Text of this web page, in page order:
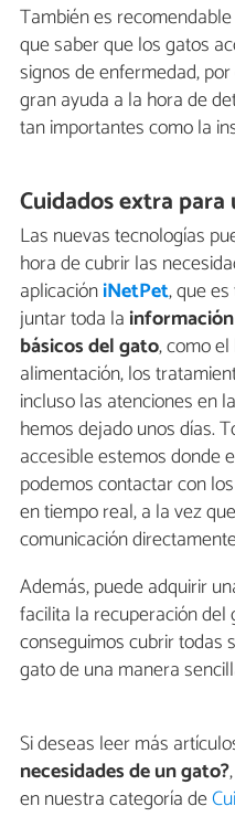
También es
que saber que los gatos
signos de enfermedad,
gran ayuda a la hora de
tan importantes como la
Cuidados extra
Las nuevas tecnologías
hora de cubrir las
aplicacióniNetPet, que
juntar toda la
básicos del gato, como
alimentación, los
incluso las atenciones en
hemos dejado unos días.
accesible estemos donde
podemos contactar con
en tiempo real, a la vez
comunicación
Además, puede adquirir
facilita la recuperación del
conseguimos cubrir todas
gato de una manera
Si deseas leer más
necesidades de un gato?
en nuestra categoría de